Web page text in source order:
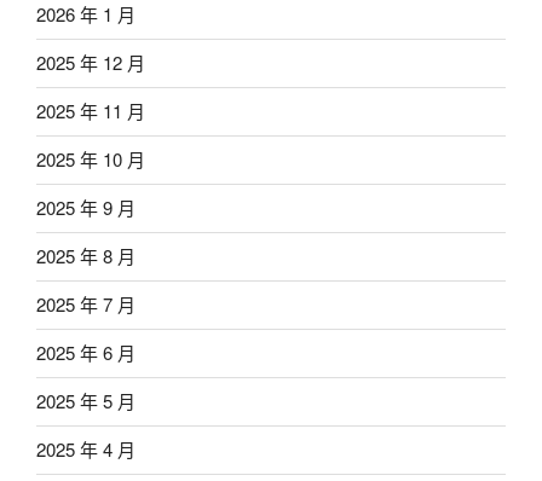
2026 年 1 月
2025 年 12 月
2025 年 11 月
2025 年 10 月
2025 年 9 月
2025 年 8 月
2025 年 7 月
2025 年 6 月
2025 年 5 月
2025 年 4 月